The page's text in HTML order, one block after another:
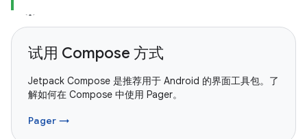
试用 Compose 方式
Jetpack Compose 是推荐用于 Android 的界面工具包。了
解如何在 Compose 中使用 Pager。
Pager →